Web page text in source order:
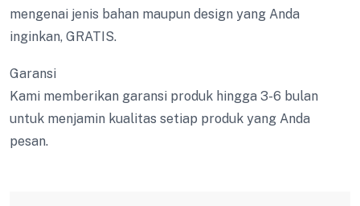
mengenai jenis bahan maupun design yang Anda
inginkan, GRATIS.
Garansi
Kami memberikan garansi produk hingga 3-6 bulan
untuk menjamin kualitas setiap produk yang Anda
pesan.